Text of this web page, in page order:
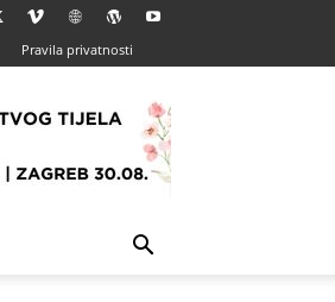
Pravila privatnosti